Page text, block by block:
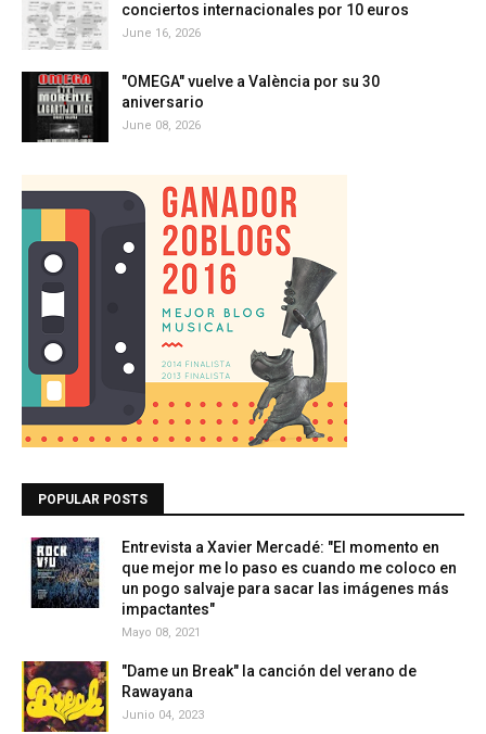
conciertos internacionales por 10 euros
June 16, 2026
"OMEGA" vuelve a València por su 30
aniversario
June 08, 2026
POPULAR POSTS
Entrevista a Xavier Mercadé: "El momento en
que mejor me lo paso es cuando me coloco en
un pogo salvaje para sacar las imágenes más
impactantes"
Mayo 08, 2021
"Dame un Break" la canción del verano de
Rawayana
Junio 04, 2023